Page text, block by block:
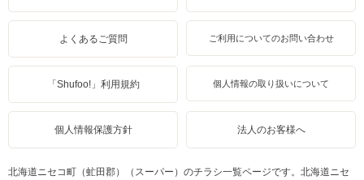
よくあるご質問 ご利用についてのお問い合わせ
「Shufoo!」利用規約 個人情報の取り扱いについて
個人情報保護方針 法人のお客様へ
北海道ニセコ町（虻田郡）（スーパー）のチラシ一覧ページです。北海道ニセ